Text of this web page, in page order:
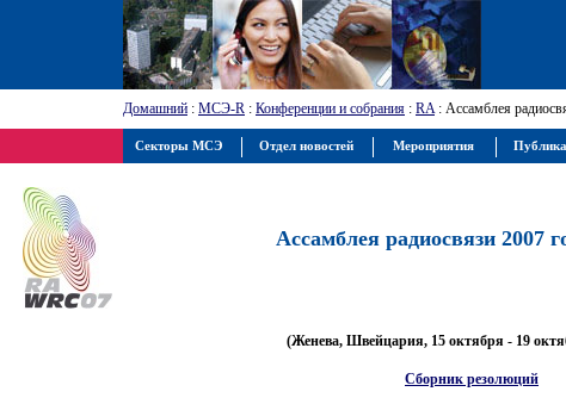
Домашний : МСЭ-R : Конференции и собрания : RA: Ассамблея
Ассамблея радиосвязи 2007
(Женева, Швейцария, 15 октября - 19
Сборник резолюций
Секторы МСЭ Отдел новостей Мероприятия